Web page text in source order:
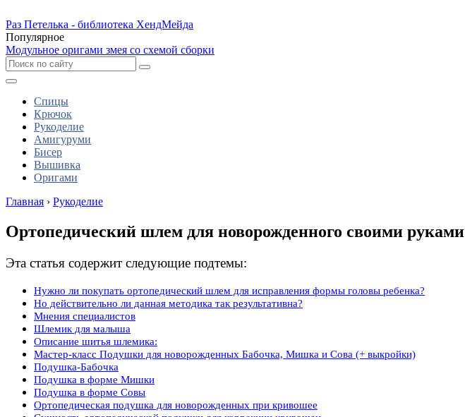
Раз Петелька - библиотека ХендМейда
Популярное
Модульное оригами змея со схемой сборки
Спицы
Крючок
Рукоделие
Амигуруми
Бисер
Вышивка
Оригами
Главная › Рукоделие
Ортопедический шлем для новорожденного своими руками
Эта статья содержит следующие подтемы:
Нужно ли покупать ортопедический шлем для исправления формы головы ребенка?
Но действительно ли данная методика так результативна?
Мнения специалистов
Шлемик для малыша
Описание шитья шлемика:
Мастер-класс Подушки для новорожденных Бабочка, Мишка и Сова (+ выкройки)
Подушка-Бабочка
Подушка в форме Мишки
Подушка в форме Совы
Ортопедическая подушка для новорожденных при кривошее